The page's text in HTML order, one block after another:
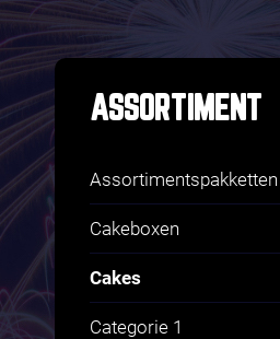
ASSORTIMENT
Assortimentspakketten
Cakeboxen
Cakes
Categorie 1